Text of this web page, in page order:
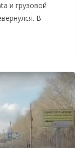
и грузовой
В